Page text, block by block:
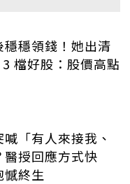
穩穩領錢！她出清
檔好股：股價高點
「有人來接我、
醫授回應方式快
憾終生